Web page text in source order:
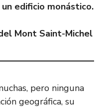
k
edificio monástico.
Mont Saint-Michel
pero ninguna
geográfica, su